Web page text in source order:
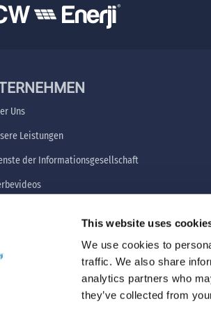
This website uses
We use cookies to
traffic. We also share
analytics partners who
they’ve collected from
Uns
Leistungen
der Informationsgesellschaft